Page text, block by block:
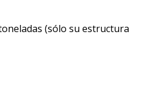
(sólo su estructura